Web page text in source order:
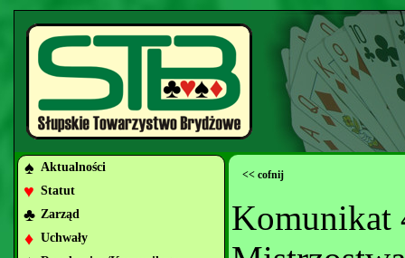
♠ Aktualności
♥ Statut
♣ Zarząd
♦ Uchwały
<< cofnij
Komunikat